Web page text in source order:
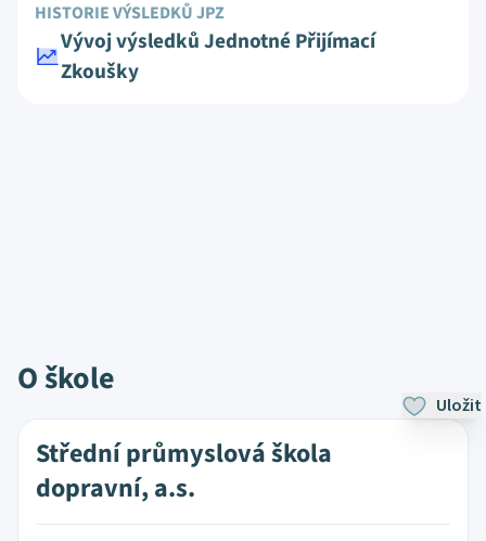
HISTORIE VÝSLEDKŮ JPZ
Vývoj výsledků Jednotné Přijímací
Zkoušky
O škole
Uložit
Střední průmyslová škola
dopravní, a.s.